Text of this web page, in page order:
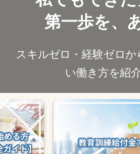
第一歩を、
スキルゼロ・経験ゼロ
い働き方を紹